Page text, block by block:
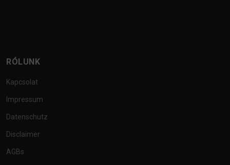
RÓLUNK
Kapcsolat
Impressum
Datenschutz
Disclaimer
AGBs